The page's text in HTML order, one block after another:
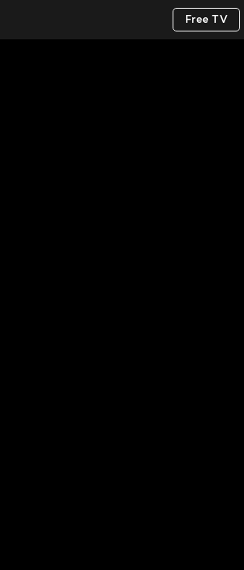
Free TV